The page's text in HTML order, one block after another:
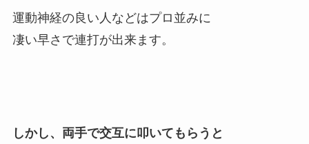
運動神経の良い人などはプロ並みに
凄い早さで連打が出来ます。
しかし、両手で交互に叩いてもらうと